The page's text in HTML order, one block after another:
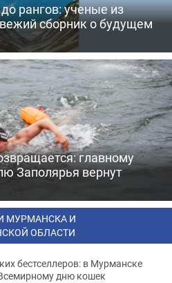
рангов: ученые из
сборник о будущем
главному
Заполярья вернут
МУРМАНСКА И
ОБЛАСТИ
бестселлеров: в Мурманске
дню кошек